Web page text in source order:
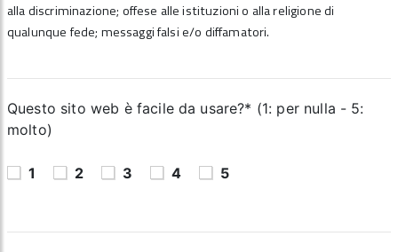
alla discriminazione; offese alle istituzioni o alla religione di
qualunque fede; messaggi falsi e/o diffamatori.
Questo sito web è facile da usare?* (1: per nulla - 5:
molto)
1 2 3 4 5